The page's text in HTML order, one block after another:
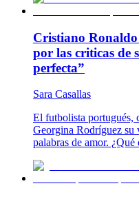
Cristiano Ronaldo
por las criticas de
perfecta”
Sara Casallas
El futbolista portugués,
Georgina Rodríguez su
palabras de amor. ¿Qué